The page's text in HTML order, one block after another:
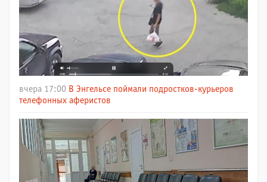
вчера 17:00 В Энгельсе поймали подростков-курьеров
телефонных аферистов